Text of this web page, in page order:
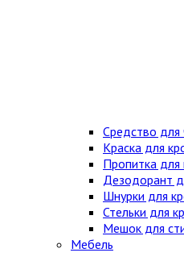
Средство для
Краска для
Пропитка для
Дезодорант
Шнурки для
Стельки для
Мешок для
Мебель